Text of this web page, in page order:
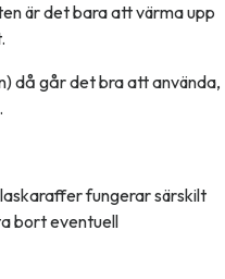
är det bara att värma upp
då går det bra att använda,
fungerar särskilt
bort eventuell